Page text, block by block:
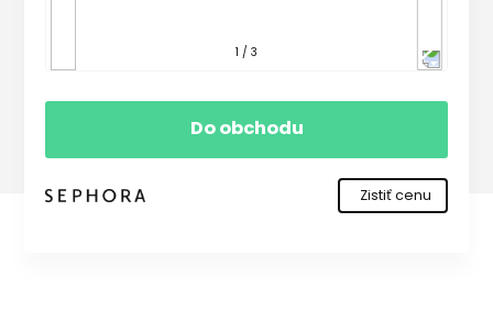
1 / 3
Do obchodu
Zistiť cenu